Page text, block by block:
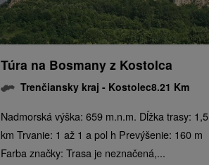
Túra na Bosmany z Kostolca
Trenčiansky kraj - Kostolec8.21 Km
Nadmorská výška: 659 m.n.m. Dĺžka trasy: 1,5
km Trvanie: 1 až 1 a pol h Prevýšenie: 160 m
Farba značky: Trasa je neznačená,...